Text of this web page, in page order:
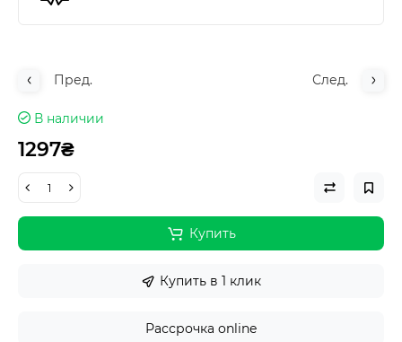
Пред. След.
В наличии
1297₴
Купить
Купить в 1 клик
Рассрочка online